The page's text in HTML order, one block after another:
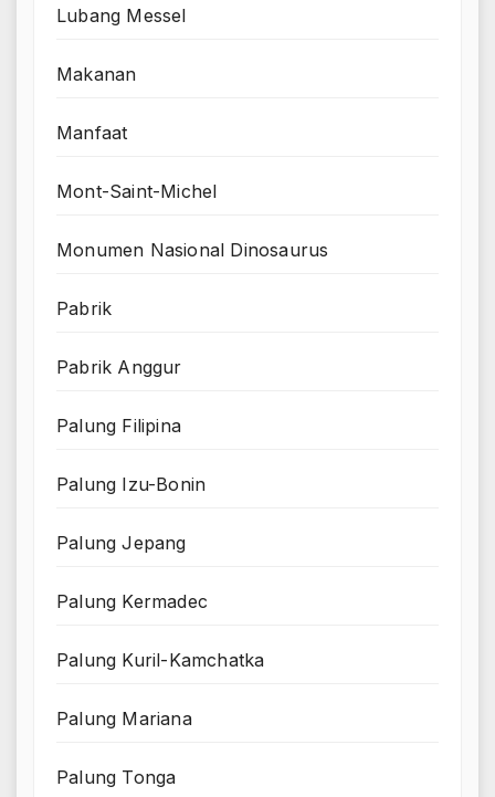
Lubang Messel
Makanan
Manfaat
Mont-Saint-Michel
Monumen Nasional Dinosaurus
Pabrik
Pabrik Anggur
Palung Filipina
Palung Izu-Bonin
Palung Jepang
Palung Kermadec
Palung Kuril-Kamchatka
Palung Mariana
Palung Tonga